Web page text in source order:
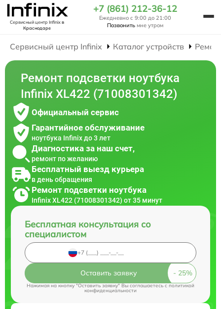
Сервисный центр Infinixв
Краснодаре
+7 (861) 212-36-12
Ежедневно с 9:00 до 21:00
Позвонить мне утром
Сервисный центр Infinix Каталог устройств
Ремонт подсветки ноутбука
Infinix XL422 (71008301342)
Официальный сервис
Гарантийное обслуживание
ноутбука Infinix до 3 лет
Диагностика за наш счет,
ремонт по желанию
Бесплатный выезд курьера
в день обращения
Ремонт подсветки ноутбука
Infinix XL422 (71008301342) от 35 минут
Бесплатная консультация со
специалистом
Оставить заявку
Нажимая на кнопку "Оставить заявку" Вы соглашаетесь cполитикой
конфиденциальности